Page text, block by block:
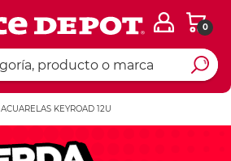
0
ACUARELAS KEYROAD 12U
Ingresar Codigo